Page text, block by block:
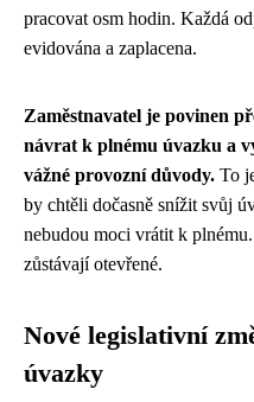
pracovat osm hodin. Každá
evidována a zaplacena.
Zaměstnavatel je povinen
návrat k plnému úvazku a
vážné provozní důvody. To
by chtěli dočasně snížit svůj
nebudou moci vrátit k
zůstávají otevřené.
Nové legislativní
úvazky